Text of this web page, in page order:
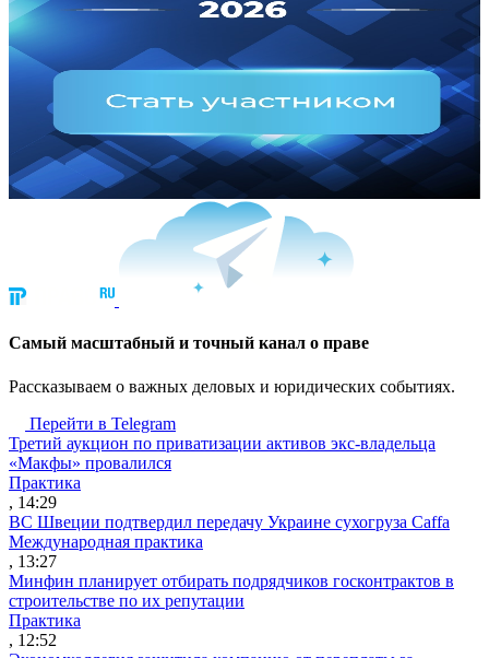
Cамый масштабный и точный канал о праве
Рассказываем о важных деловых и юридических событиях.
Перейти в Telegram
Третий аукцион по приватизации активов экс-владельца
«Макфы» провалился
Практика
, 14:29
ВС Швеции подтвердил передачу Украине сухогруза Caffa
Международная практика
, 13:27
Минфин планирует отбирать подрядчиков госконтрактов в
строительстве по их репутации
Практика
, 12:52